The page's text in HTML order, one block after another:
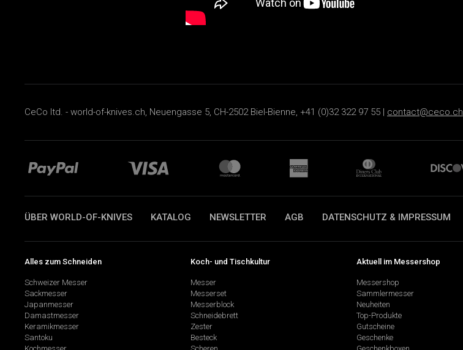
CeCo ltd. - world-of-knives.ch, Neuengasse 5, CH-2502 Biel-Bienne, +41 (0)32 322 97 55 | contact@ceco.ch
ÜBER WORLD-OF-KNIVES KATALOG NEWSLETTER AGB DATENSCHUTZ & IMPRESSUM
Alles zum Schneiden
Schweizer Messer
Sackmesser
Japanmesser
Damastmesser
Keramikmesser
Santoku
Koch- und Tischkultur
Messer
Messerset
Messerblock
Schneidebrett
Zester
Besteck
Aktuell im Messershop
Messershop
Sammlermesser
Neuheiten
Top-Produkte
Gutscheine
Geschenke